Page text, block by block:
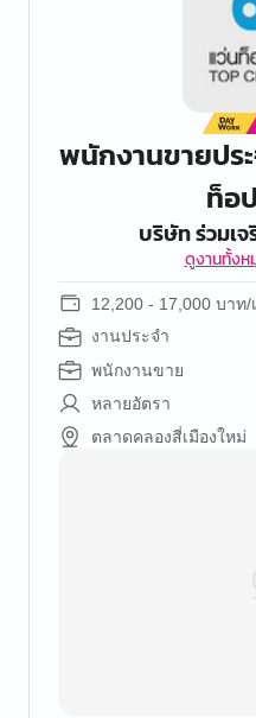
พนักงานขายปร
ท็อ
บริษัท ร่วมเ
ดูงานทั้ง
12,200 - 17,000 บาท/
งานประจำ
พนักงานขาย
หลายอัตรา
ตลาดคลองสี่เมืองใหม่